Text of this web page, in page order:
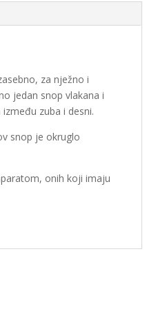
za nježno i
jedan snop vlakana i
zuba i desni.
snop je okruglo
onih koji imaju